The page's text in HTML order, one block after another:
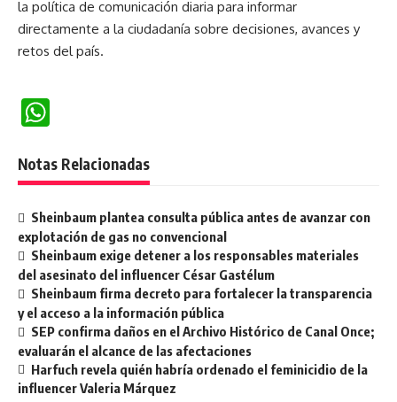
la política de comunicación diaria para informar
directamente a la ciudadanía sobre decisiones, avances y
retos del país.
Notas Relacionadas
Sheinbaum plantea consulta pública antes de avanzar con
explotación de gas no convencional
Sheinbaum exige detener a los responsables materiales
del asesinato del influencer César Gastélum
Sheinbaum firma decreto para fortalecer la transparencia
y el acceso a la información pública
SEP confirma daños en el Archivo Histórico de Canal Once;
evaluarán el alcance de las afectaciones
Harfuch revela quién habría ordenado el feminicidio de la
influencer Valeria Márquez